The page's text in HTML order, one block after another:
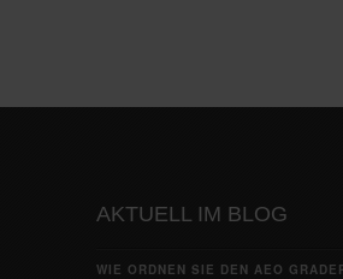
AKTUELL IM BLOG
WIE ORDNEN SIE DEN AEO